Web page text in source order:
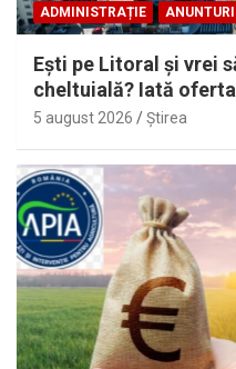
ADMINISTRAȚIE ANUNTURI
Eşti pe Litoral şi vrei
cheltuială? Iată
5 august 2026 Ştirea